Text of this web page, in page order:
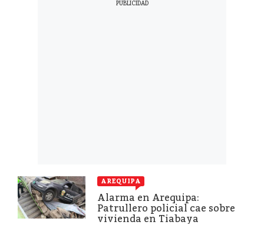
AREQUIPA
Alarma en Arequipa:
Patrullero policial cae sobre
vivienda en Tiabaya